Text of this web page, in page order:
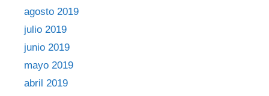
agosto 2019
julio 2019
junio 2019
mayo 2019
abril 2019